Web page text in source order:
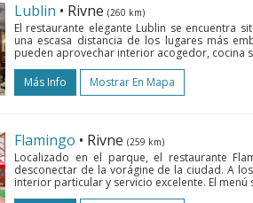
Lublin • Rivne (260 km)
El restaurante elegante Lublin se encuentra
una escasa distancia de los lugares más
pueden aprovechar interior acogedor, cocina
Más Info
Mostrar En Mapa
Flamingo • Rivne (259 km)
Localizado en el parque, el restaurante
desconectar de la vorágine de la ciudad. A
interior particular y servicio excelente. El